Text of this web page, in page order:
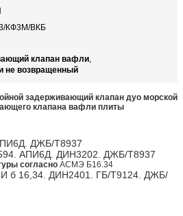
КФ3М/ВКБ
клапан вафли,
не возвращенный
задерживающий клапан дуо морской
клапана вафли плиты
ДЖБ/Т8937
АПИ6Д. ДИН3202. ДЖБ/Т8937
согласно АСМЭ Б16.34
б 16,34. ДИН2401. ГБ/Т9124. ДЖБ/